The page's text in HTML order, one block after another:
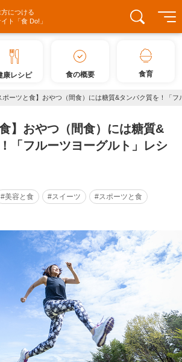
につける
ト「食 Do!」
康レシピ 食の概要 食育
ポーツと食】おやつ（間食）には糖質&タンパク質を！「
】おやつ（間食）には糖質&
「フルーツヨーグルト」レシ
#美容と食 #スイーツ
#スポーツと食